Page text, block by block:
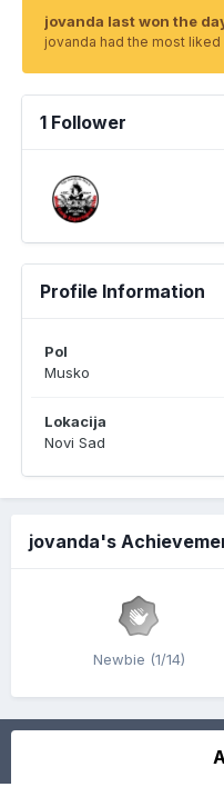
jovanda last won the
jovanda had the most liked
1 Follower
Profile Information
Pol
Musko
Lokacija
Novi Sad
jovanda's
Newbie (1/14)